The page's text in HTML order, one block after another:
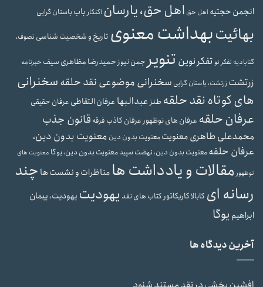
انجمن حجتیه اهل حق اهل حق، یارسان اکنکارباب باستان گرایی
بهائیتبهداشت معنوی تاریخ و شخصیت شناسی تصوف،
گنابادیه تفکر نوتفکر نوین تنویر جمن نیوزحمیدرضا مظاهری سیف خبرنامه
زرتشت زرتشت، باستان گرایی سخنرانی موضوعی نقد حلقهسخنرانی
های کوتاه نقد حلقه طنزعبدالبهاعرفان التقاطی عرفان حقیقی
عرفان حلقه عرفان های نوظهورعرفان کاذب فرقه قانون جذب
محمدعلی طاهریمعنویتمعنویت بدون دین معنویت بدون دین،
عرفان حلقهمعنویت بدون دین، نهضت سپیدمعنویت بدون دین، یوگا معنویت های
نوظهور مقالات و یادداشت ها مناظرات و نشست ها چند
رسانه ای کابالاکاریکاتور کتاب های نقد یهودیت یهودیت، پیمان
ابراهیم یوگا
آخرین دیدگاه ها